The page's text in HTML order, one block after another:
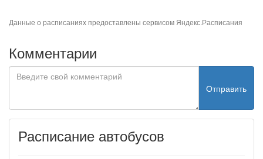
Данные о расписаниях предоставлены сервисом Яндекс.Расписания
Комментарии
Отправить
Расписание автобусов